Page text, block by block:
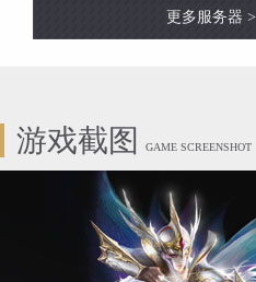
更多服务器 >
游戏截图 GAME SCREENSHOT